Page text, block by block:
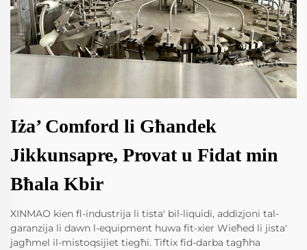
Iża’ Comford li Għandek
Jikkunsapre, Provat u Fidat min
Bħala Kbir
XINMAO kien fl-industrija li tista' bil-liquidi, addizjoni tal-
garanzija li dawn l-equipment huwa fit-xier Wieħed li jista'
jagħmel il-mistoqsijiet tiegħi. Tiftix fid-darba tagħha